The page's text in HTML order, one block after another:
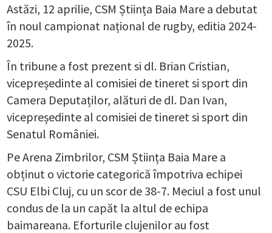
Astăzi, 12 aprilie, CSM Știința Baia Mare a debutat
în noul campionat național de rugby, editia 2024-
2025.
În tribune a fost prezent si dl. Brian Cristian,
vicepreședinte al comisiei de tineret si sport din
Camera Deputaților, alături de dl. Dan Ivan,
vicepreședinte al comisiei de tineret si sport din
Senatul României.
Pe Arena Zimbrilor, CSM Știința Baia Mare a
obținut o victorie categorică împotriva echipei
CSU Elbi Cluj, cu un scor de 38-7. Meciul a fost unul
condus de la un capăt la altul de echipa
baimareana. Eforturile clujenilor au fost